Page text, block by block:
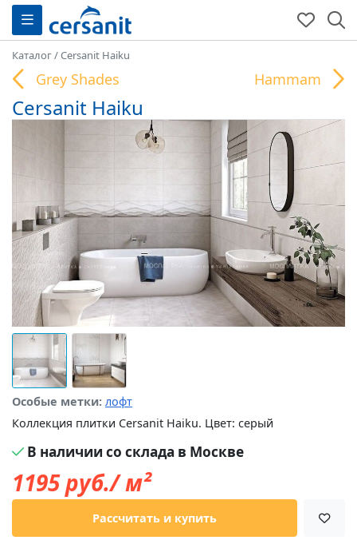
Каталог/Cersanit Haiku
Grey Shades Hammam
Cersanit Haiku
Особые метки: лофт
Коллекция плитки Cersanit Haiku. Цвет: серый
В наличии со склада в Москве
1195руб./ м²
Рассчитать и купить